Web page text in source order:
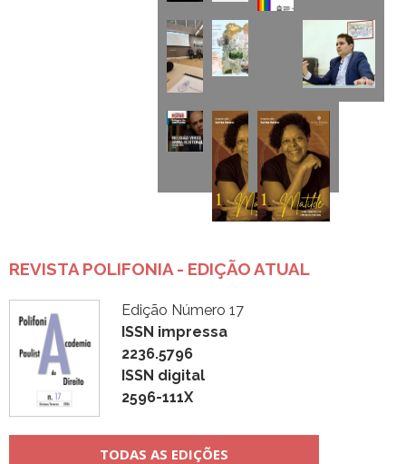
REVISTA POLIFONIA - EDIÇÃO ATUAL
Edição Número 17
ISSN impressa
2236.5796
ISSN digital
2596-111X
TODAS AS EDIÇÕES